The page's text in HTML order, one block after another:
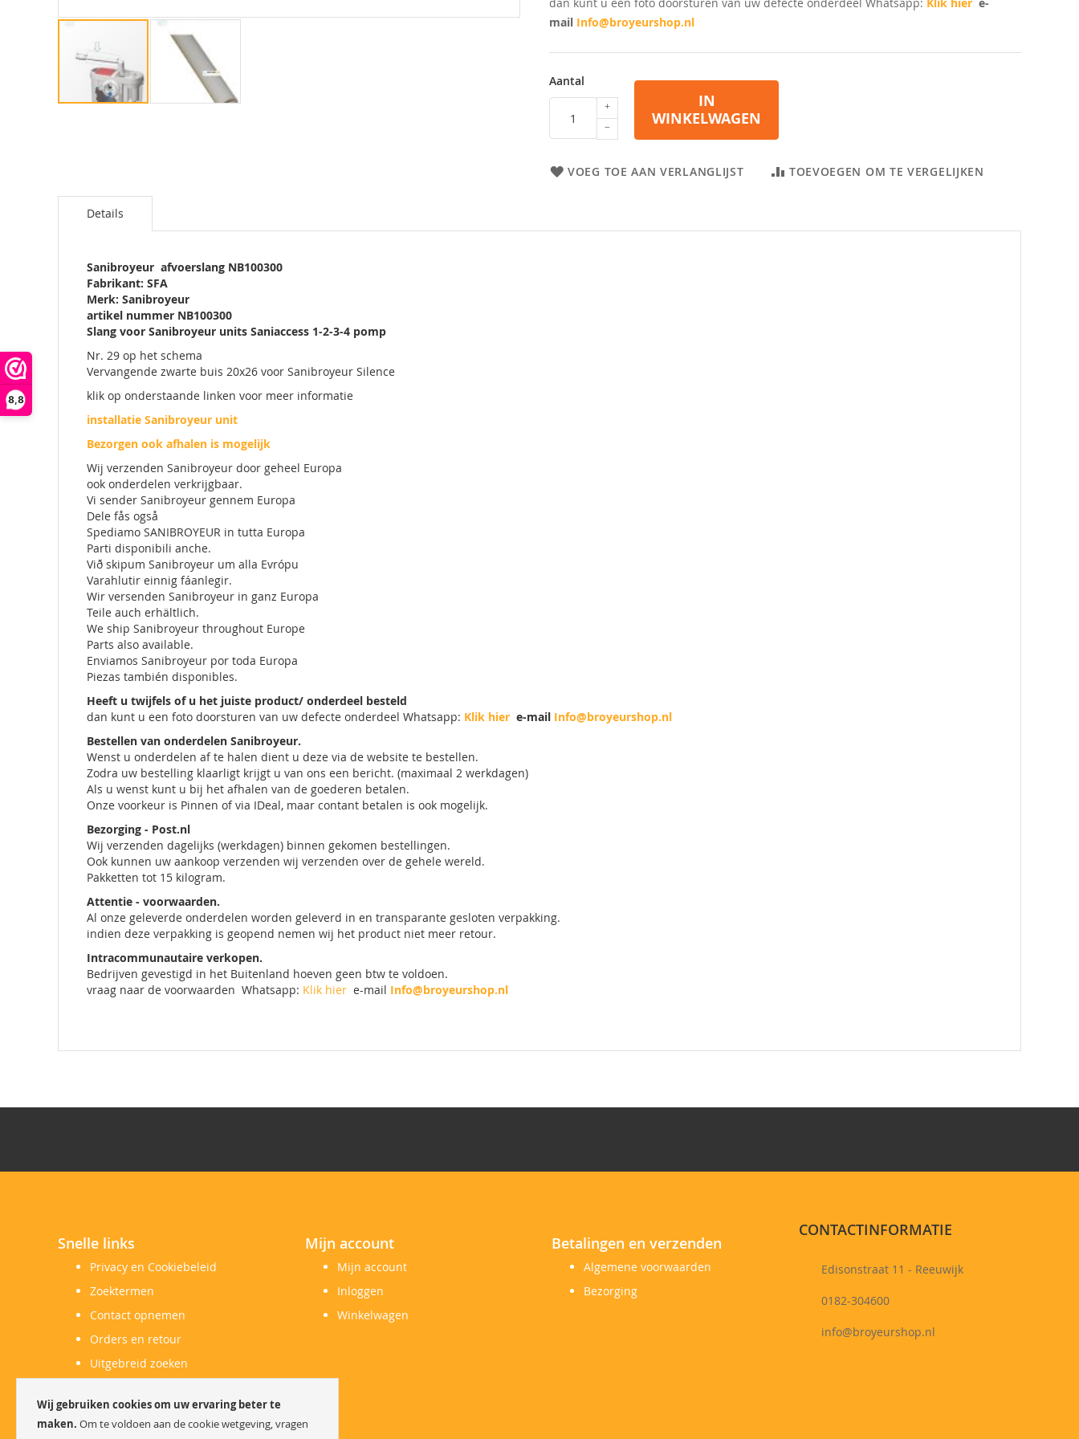
8,8
Wij gebruiken cookies om uw ervaring beter te
maken. Om te voldoen aan de cookie wetgeving, vragen
mail Info@broyeurshop.nl
Aantal
IN
WINKELWAGEN
VOEG TOE AAN VERLANGLIJST TOEVOEGEN OM TE VERGELIJKEN
de
afbeeldingen-
Details
Sanibroyeur afvoerslang NB100300
Fabrikant: SFA
Merk: Sanibroyeur
artikel nummer NB100300
Slang voor Sanibroyeur units Saniaccess 1-2-3-4 pomp
Nr. 29 op het schema
Vervangende zwarte buis 20x26 voor Sanibroyeur Silence
klik op onderstaande linken voor meer informatie
installatie Sanibroyeur unit
Bezorgen ook afhalen is mogelijk
Wij verzenden Sanibroyeur door geheel Europa
ook onderdelen verkrijgbaar.
Vi sender Sanibroyeur gennem Europa
Dele fås også
Spediamo SANIBROYEUR in tutta Europa
Parti disponibili anche.
Við skipum Sanibroyeur um alla Evrópu
Varahlutir einnig fáanlegir.
Wir versenden Sanibroyeur in ganz Europa
Teile auch erhältlich.
We ship Sanibroyeur throughout Europe
Parts also available.
Enviamos Sanibroyeur por toda Europa
Piezas también disponibles.
Heeft u twijfels of u het juiste product/ onderdeel besteld
dan kunt u een foto doorsturen van uw defecte onderdeel Whatsapp: Klik hier e-mail Info@broyeurshop.nl
Bestellen van onderdelen Sanibroyeur.
Wenst u onderdelen af te halen dient u deze via de website te bestellen.
Zodra uw bestelling klaarligt krijgt u van ons een bericht. (maximaal 2 werkdagen)
Als u wenst kunt u bij het afhalen van de goederen betalen.
Onze voorkeur is Pinnen of via IDeal, maar contant betalen is ook mogelijk.
Bezorging - Post.nl
Wij verzenden dagelijks (werkdagen) binnen gekomen bestellingen.
Ook kunnen uw aankoop verzenden wij verzenden over de gehele wereld.
Pakketten tot 15 kilogram.
Attentie - voorwaarden.
Al onze geleverde onderdelen worden geleverd in en transparante gesloten verpakking.
indien deze verpakking is geopend nemen wij het product niet meer retour.
Intracommunautaire verkopen.
Bedrijven gevestigd in het Buitenland hoeven geen btw te voldoen.
vraag naar de voorwaarden Whatsapp: Klik hier e-mail Info@broyeurshop.nl
Snelle links
Privacy en Cookiebeleid
Zoektermen
Contact opnemen
Orders en retour
Uitgebreid zoeken
Klachtenregeling
Mijn account
Mijn account
Inloggen
Winkelwagen
Betalingen en verzenden
Algemene voorwaarden
Bezorging
CONTACTINFORMATIE
Edisonstraat 11 - Reeuwijk
0182-304600
info@broyeurshop.nl